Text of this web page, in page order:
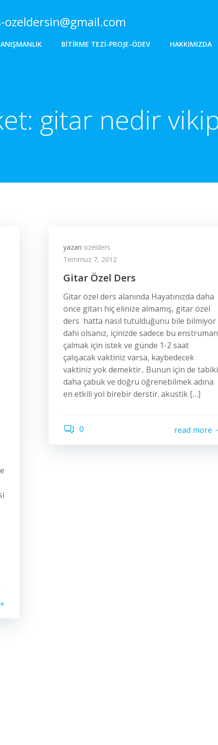
ozeldersin@gmail.com
BITIRME TEZI-PROJE-ÖDEV HAKKIMIZDA
gitar nedir
yazarı ozelders
Temmuz 7, 2012
Gitar Özel Ders
Gitar özel ders alanında Hayatınızda daha
önce gitarı hiç elinize almamış, gitar özel
ders hatta nasıl tutulduğunu bile bilmiyor
dahi olsanız, içinizde sadece bu
çalmak için istek ve günde 1-2 saat
çalışacak vaktiniz varsa, kaybedecek
vaktiniz yok demektir.. Bunun için de tabiki
daha çabuk ve doğru öğrenebilmek adına
en etkili yol birebir derstir. akustik […]
0 read more